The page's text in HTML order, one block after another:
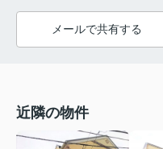
メールで共有する
近隣の物件